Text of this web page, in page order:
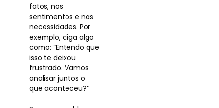
fatos, nos
sentimentos e nas
necessidades. Por
exemplo, diga algo
como: “Entendo que
isso te deixou
frustrado. Vamos
analisar juntos o
que aconteceu?”